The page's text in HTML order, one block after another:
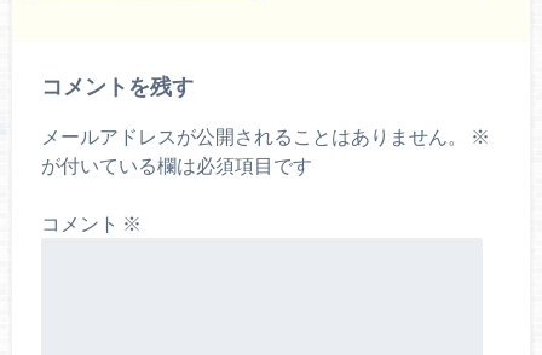
コメントを残す
メールアドレスが公開されることはありません。
※
が付いている欄は必須項目です
コメント ※